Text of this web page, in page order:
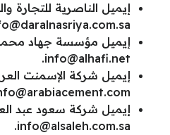
إيميل الناصرية للتجارة
إيميل مؤسسة جهاد محمد
info@alhafi.net
.
إيميل شركة الإسمنت
إيميل شركة سعود عبد
info@alsaleh.com.sa
.